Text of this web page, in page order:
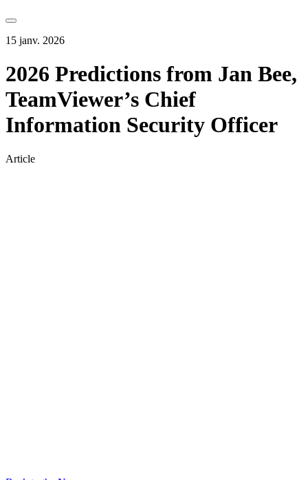
15 janv. 2026
2026 Predictions from Jan Bee,
TeamViewer’s Chief
Information Security Officer
Article